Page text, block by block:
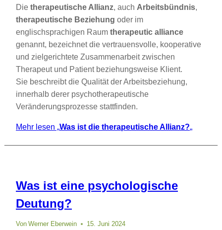
Die therapeutische Allianz, auch Arbeitsbündnis,
therapeutische Beziehung oder im
englischsprachigen Raum therapeutic alliance
genannt, bezeichnet die vertrauensvolle, kooperative
und zielgerichtete Zusammenarbeit zwischen
Therapeut und Patient beziehungsweise Klient.
Sie beschreibt die Qualität der Arbeitsbeziehung,
innerhalb derer psychotherapeutische
Veränderungsprozesse stattfinden.
Mehr lesen „Was ist die therapeutische Allianz?„
Was ist eine psychologische
Deutung?
Von Werner Eberwein 15. Juni 2024